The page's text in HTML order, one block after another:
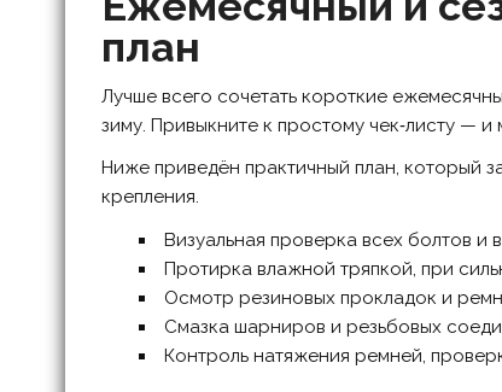
план
Лучше всего сочетать короткие
зиму. Привыкните к простому чек‑листу —
Ниже приведён практичный план, который
крепления.
Визуальная проверка всех болтов
Протирка влажной тряпкой, при
Осмотр резиновых прокладок и
Смазка шарниров и резьбовых
Контроль натяжения ремней,